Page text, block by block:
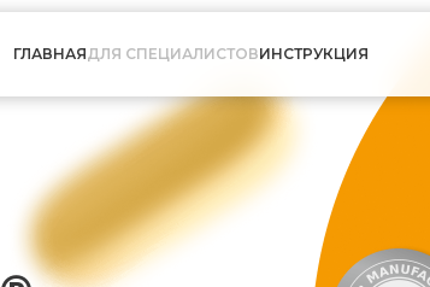
ГЛАВНАЯДЛЯ СПЕЦИАЛИСТОВИНСТРУКЦИЯ